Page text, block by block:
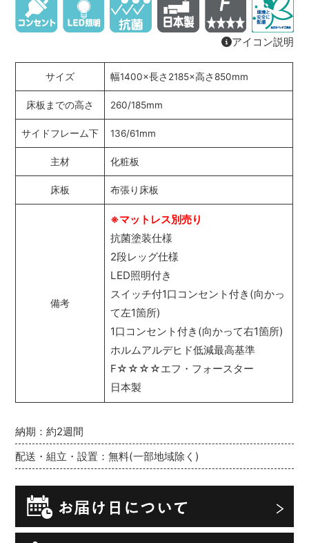
納期：約2週間
配送・組立・設置：無料(一部地域除く)
アイコン説明
サイズ 幅1400×長さ2185×高さ850mm
床板までの高さ 260/185mm
サイドフレーム下 136/61mm
主材 化粧板
床板 布張り床板
備考
※マットレス別売り
抗菌塗装仕様
2段レッグ仕様
LED照明付き
スイッチ付1口コンセント付き(向かっ
て左1箇所)
1口コンセント付き(向かって右1箇所)
ホルムアルデヒド低減最高基準
F☆☆☆☆エフ・フォースター
日本製